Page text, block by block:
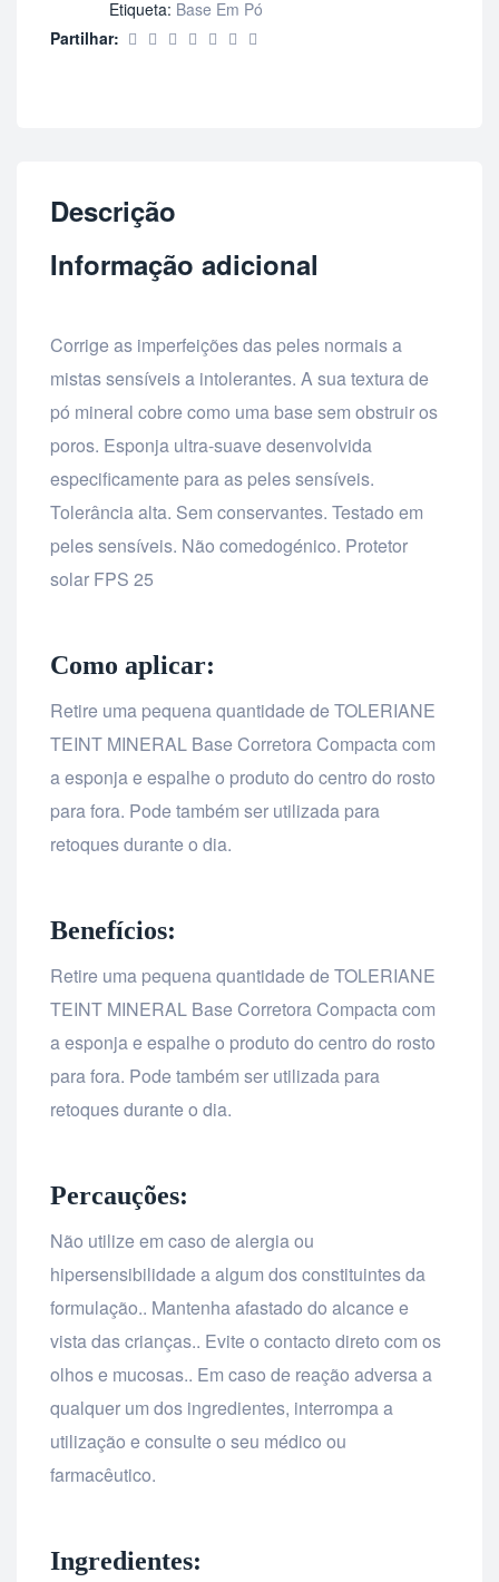
Etiqueta: Base Em Pó
Partilhar:
Descrição
Informação adicional
Corrige as imperfeições das peles normais a
mistas sensíveis a intolerantes. A sua textura de
pó mineral cobre como uma base sem obstruir os
poros. Esponja ultra-suave desenvolvida
especificamente para as peles sensíveis.
Tolerância alta. Sem conservantes. Testado em
peles sensíveis. Não comedogénico. Protetor
solar FPS 25
Como aplicar:
Retire uma pequena quantidade de TOLERIANE
TEINT MINERAL Base Corretora Compacta com
a esponja e espalhe o produto do centro do rosto
para fora. Pode também ser utilizada para
retoques durante o dia.
Benefícios:
Retire uma pequena quantidade de TOLERIANE
TEINT MINERAL Base Corretora Compacta com
a esponja e espalhe o produto do centro do rosto
para fora. Pode também ser utilizada para
retoques durante o dia.
Percauções:
Não utilize em caso de alergia ou
hipersensibilidade a algum dos constituintes da
formulação.. Mantenha afastado do alcance e
vista das crianças.. Evite o contacto direto com os
olhos e mucosas.. Em caso de reação adversa a
qualquer um dos ingredientes, interrompa a
utilização e consulte o seu médico ou
farmacêutico.
Ingredientes: